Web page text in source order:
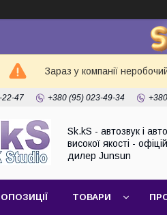
Зараз у компанії
22-47 +380 (95) 023-49-34
Sk.kS - автозвук і
високої якості -
дилер Junsun
ТОВАРИ